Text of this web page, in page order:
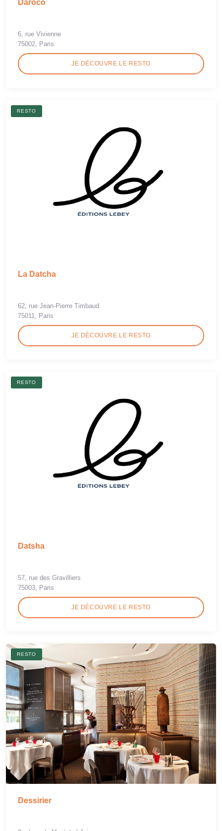
Daroco
6, rue Vivienne
75002, Paris
JE DÉCOUVRE LE RESTO
RESTO
La Datcha
62, rue Jean-Pierre Timbaud
75011, Paris
JE DÉCOUVRE LE RESTO
RESTO
Datsha
57, rue des Gravilliers
75003, Paris
JE DÉCOUVRE LE RESTO
RESTO
Dessirier